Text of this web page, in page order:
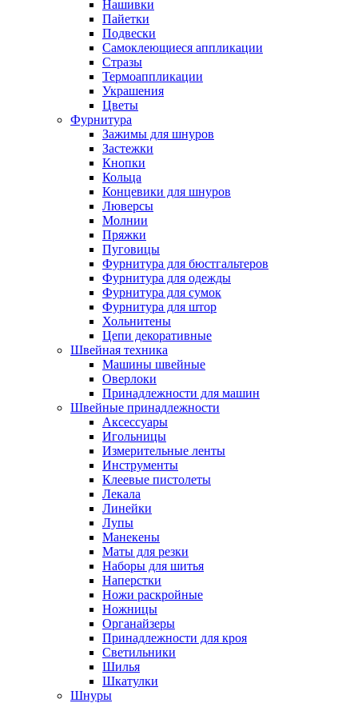
Нашивки
Пайетки
Подвески
Самоклеющиеся аппликации
Стразы
Термоаппликации
Украшения
Цветы
Фурнитура
Зажимы для шнуров
Застежки
Кнопки
Кольца
Концевики для шнуров
Люверсы
Молнии
Пряжки
Пуговицы
Фурнитура для бюстгальтеров
Фурнитура для одежды
Фурнитура для сумок
Фурнитура для штор
Хольнитены
Цепи декоративные
Швейная техника
Машины швейные
Оверлоки
Принадлежности для машин
Швейные принадлежности
Аксессуары
Игольницы
Измерительные ленты
Инструменты
Клеевые пистолеты
Лекала
Линейки
Лупы
Манекены
Маты для резки
Наборы для шитья
Наперстки
Ножи раскройные
Ножницы
Органайзеры
Принадлежности для кроя
Светильники
Шилья
Шкатулки
Шнуры